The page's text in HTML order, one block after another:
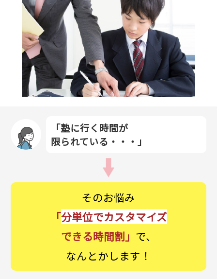
「塾に行く時間が
限られている・・・」
そのお悩み
「分単位でカスタマイズ
できる時間割」 で、
なんとかします！